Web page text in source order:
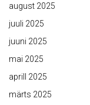
august 2025
juuli 2025
juuni 2025
mai 2025
aprill 2025
märts 2025